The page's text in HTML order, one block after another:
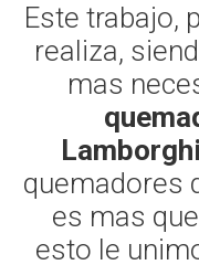
Este trabajo,
realiza,
mas
quemadores
es mas
esto le